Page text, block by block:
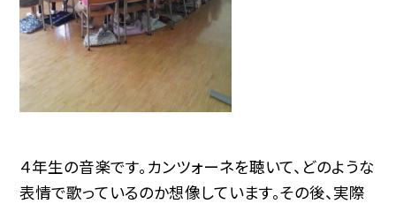
４年生の音楽です。カンツォーネを聴いて、どのような
表情で歌っているのか想像しています。その後、実際